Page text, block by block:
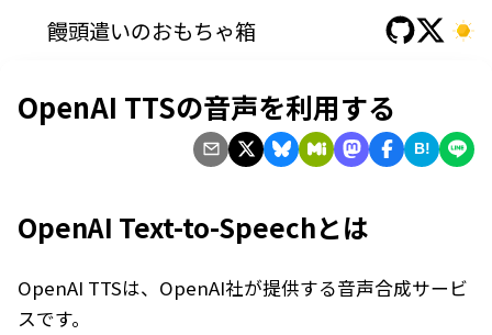
饅頭遣いのおもちゃ箱
OpenAI TTSの音声を利用する
B!
OpenAI Text-to-Speechとは
OpenAI TTSは、OpenAI社が提供する音声合成サービ
スです。